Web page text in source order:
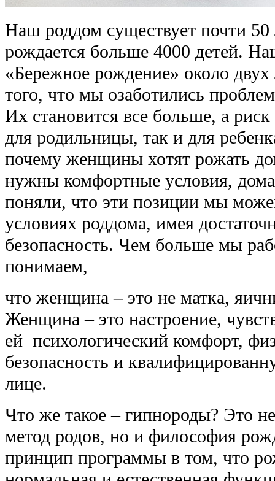
Наш роддом существует почти 50
рождается больше 4000 детей.
«Бережное рождение» около двух
того, что мы озаботились
Их становится все больше, а
для родильницы, так и для
почему женщины хотят рожать
нужны комфортные условия,
поняли, что эти позиции мы
условиях роддома, имея
безопасность. Чем больше мы
понимаем,
что женщина – это не матка,
Женщина – это настроение,
ей психологический комфорт,
безопасность и
лице.
Что же такое – гипнороды? Это
метод родов, но и философия
принцип программы в том, что